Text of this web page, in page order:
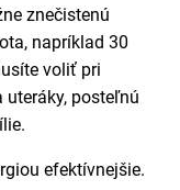
znečistenú
napríklad 30
voliť pri
uteráky, posteľnú
efektívnejšie.